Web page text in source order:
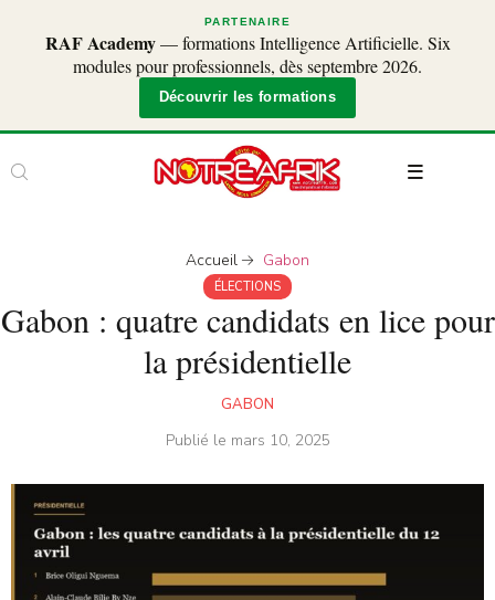
PARTENAIRE
RAF Academy— formations Intelligence Artificielle. Six
modules pour professionnels, dès septembre 2026.
Découvrir les formations
Accueil Gabon
ÉLECTIONS
Gabon : quatre candidats en lice pour
la présidentielle
GABON
Publié le mars 10, 2025